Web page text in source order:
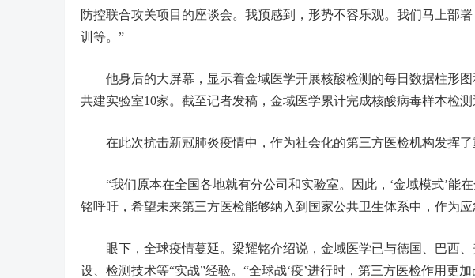
防控联合攻关项目的座谈会。我预感到，形势不容乐观。我们马上部
训等。”
他身后的大屏幕，显示着金域医学开展核酸检测的每日数据柱形图
共建实验室10家。截至记者发稿，金域医学累计完成核酸病毒样本检测
在此次抗击新冠肺炎疫情中，作为社会化的第三方医检机构发挥了
“我们原本在全国各地就有分公司和实验室。因此，‘金域模式’能
铭呼吁，希望未来第三方医检能够纳入到国家公共卫生体系中，作为应
眼下，全球疫情蔓延。梁耀铭介绍说，金域医学已与德国、巴西、
设、检测技术等“实战”经验。“全球战‘疫’进行时，第三方医检作用更